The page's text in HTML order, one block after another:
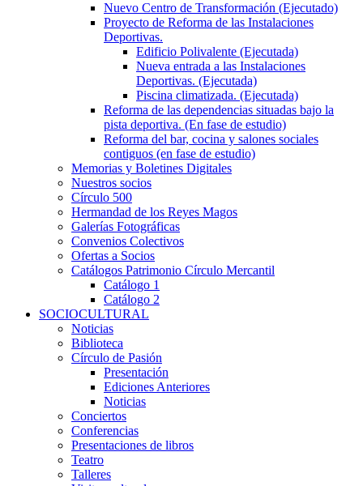
Nuevo Centro de Transformación (Ejecutado)
Proyecto de Reforma de las Instalaciones
Deportivas.
Edificio Polivalente (Ejecutada)
Nueva entrada a las Instalaciones
Deportivas. (Ejecutada)
Piscina climatizada. (Ejecutada)
Reforma de las dependencias situadas bajo la
pista deportiva. (En fase de estudio)
Reforma del bar, cocina y salones sociales
contiguos (en fase de estudio)
Memorias y Boletines Digitales
Nuestros socios
Círculo 500
Hermandad de los Reyes Magos
Galerías Fotográficas
Convenios Colectivos
Ofertas a Socios
Catálogos Patrimonio Círculo Mercantil
Catálogo 1
Catálogo 2
SOCIOCULTURAL
Noticias
Biblioteca
Círculo de Pasión
Presentación
Ediciones Anteriores
Noticias
Conciertos
Conferencias
Presentaciones de libros
Teatro
Talleres